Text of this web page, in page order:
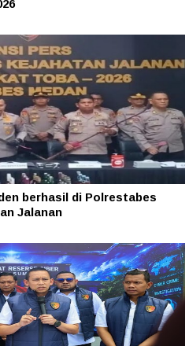
berhasil di Polrestabes
Jalanan